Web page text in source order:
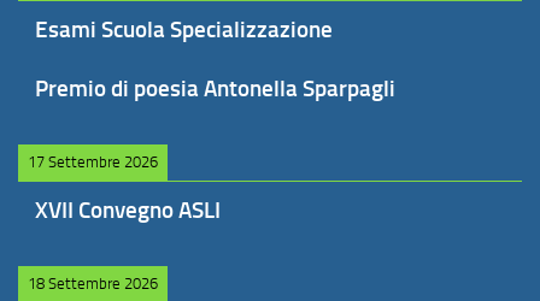
Esami Scuola Specializzazione
Premio di poesia Antonella Sparpagli
17 Settembre 2026
XVII Convegno ASLI
18 Settembre 2026